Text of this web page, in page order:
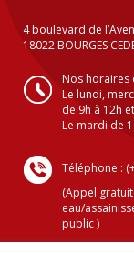
4 boulevard de
18022 BOURGES
Nos horaires
Le lundi,
de 9h à 12h
Le mardi de
Téléphone :
(Appel
eau/
public )